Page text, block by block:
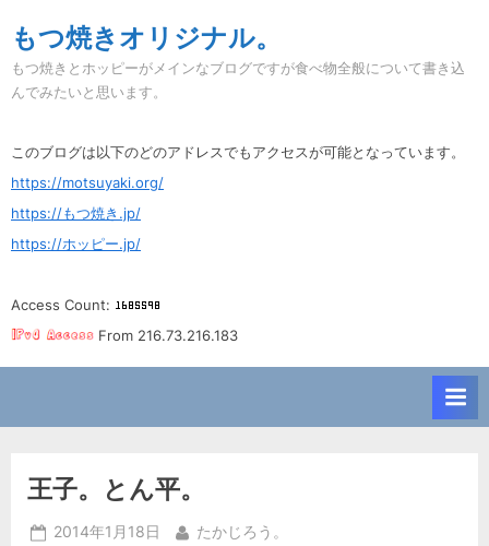
to
content
もつ焼きオリジナル。
もつ焼きとホッピーがメインなブログですが食べ物全般について書き込
んでみたいと思います。
このブログは以下のどのアドレスでもアクセスが可能となっています。
https://motsuyaki.org/
https://もつ焼き.jp/
https://ホッピー.jp/
Access Count:
From 216.73.216.183
王子。とん平。
Posted
2014年1月18日 By
たかじろう。